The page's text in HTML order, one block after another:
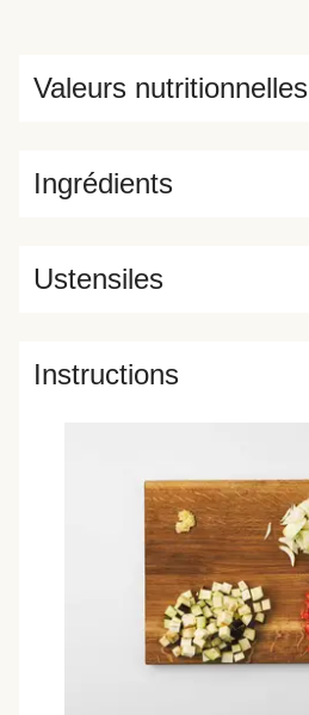
Ingrédients
Valeurs nutritionnelles
Ustensiles
Instructions